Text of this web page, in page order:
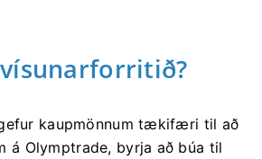
kaupmönnum tækifæri til að
á Olymptrade, byrja að búa til